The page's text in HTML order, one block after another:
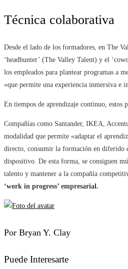
Técnica colaborativa
Desde el lado de los formadores, en The
‘headhunter’ (The Valley Talent) y el
los empleados para plantear programas a
«que permite una experiencia inmersiva e
En tiempos de aprendizaje continuo, estos
Compañías como Santander, IKEA,
modalidad que permite «adaptar el
directo, consumir la formación en diferido
dispositivo. De esta forma, se consiguen
talento y mantener a la compañía
‘work in progress’ empresarial.
Por Bryan Y. Clay
Puede Interesarte